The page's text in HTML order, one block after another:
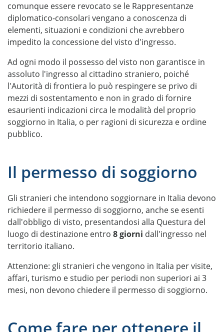
comunque essere revocato se le Rappresentanze
diplomatico-consolari vengano a conoscenza di
elementi, situazioni e condizioni che avrebbero
impedito la concessione del visto d'ingresso.
Ad ogni modo il possesso del visto non garantisce in
assoluto l'ingresso al cittadino straniero, poiché
l'Autorità di frontiera lo può respingere se privo di
mezzi di sostentamento e non in grado di fornire
esaurienti indicazioni circa le modalità del proprio
soggiorno in Italia, o per ragioni di sicurezza e ordine
pubblico.
Il permesso di soggiorno
Gli stranieri che intendono soggiornare in Italia devono
richiedere il permesso di soggiorno, anche se esenti
dall'obbligo di visto, presentandosi alla Questura del
luogo di destinazione entro 8 giorni dall'ingresso nel
territorio italiano.
Attenzione: gli stranieri che vengono in Italia per visite,
affari, turismo e studio per periodi non superiori ai 3
mesi, non devono chiedere il permesso di soggiorno.